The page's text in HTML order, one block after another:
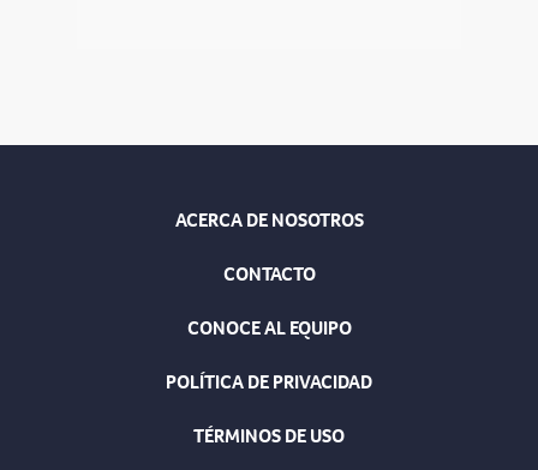
ACERCA DE NOSOTROS
CONTACTO
CONOCE AL EQUIPO
POLÍTICA DE PRIVACIDAD
TÉRMINOS DE USO